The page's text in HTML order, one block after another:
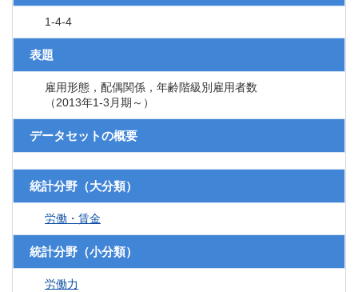
1-4-4
表題
雇用形態，配偶関係，年齢階級別雇用者数
（2013年1-3月期～）
データセットの概要
統計分野（大分類）
労働・賃金
統計分野（小分類）
労働力